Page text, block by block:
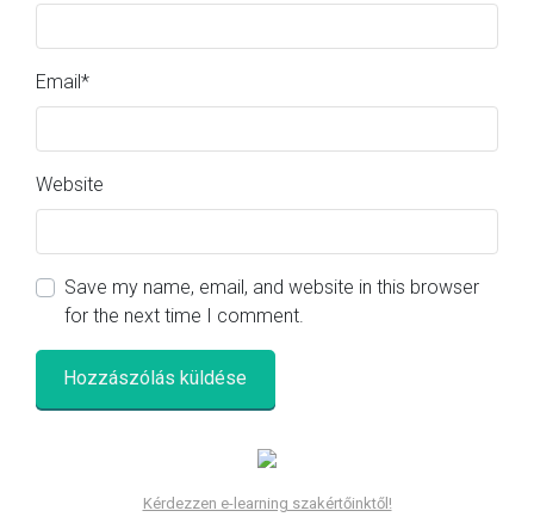
Email*
Website
Save my name, email, and website in this browser
for the next time I comment.
Kérdezzen e-learning szakértőinktől!